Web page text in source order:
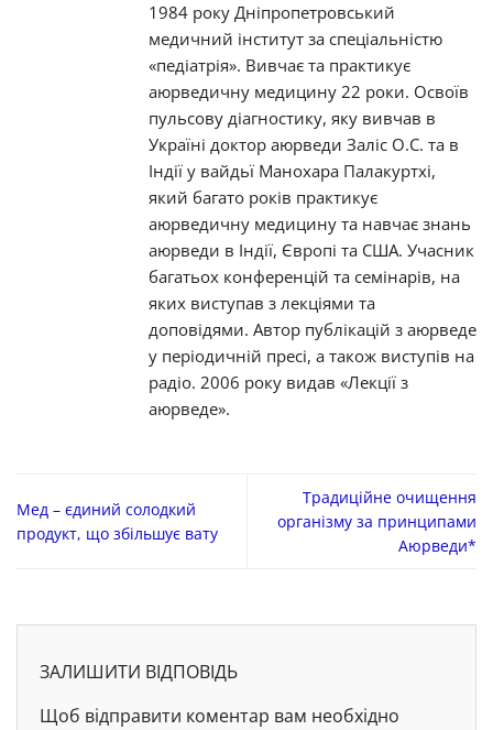
1984 року Дніпропетровський
медичний інститут за спеціальністю
«педіатрія». Вивчає та практикує
аюрведичну медицину 22 роки. Освоїв
пульсову діагностику, яку вивчав в
Україні доктор аюрведи Заліс О.С. та в
Індії у вайдьї Манохара Палакуртхі,
який багато років практикує
аюрведичну медицину та навчає знань
аюрведи в Індії, Європі та США. Учасник
багатьох конференцій та семінарів, на
яких виступав з лекціями та
доповідями. Автор публікацій з аюрведе
у періодичній пресі, а також виступів на
радіо. 2006 року видав «Лекції з
аюрведе».
Мед – єдиний солодкий
продукт, що збільшує вату
Традиційне очищення
організму за принципами
Аюрведи*
ЗАЛИШИТИ ВІДПОВІДЬ
Щоб відправити коментар вам необхідно